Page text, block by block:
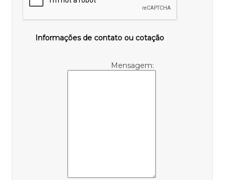
Informações de contato ou cotação
Mensagem: